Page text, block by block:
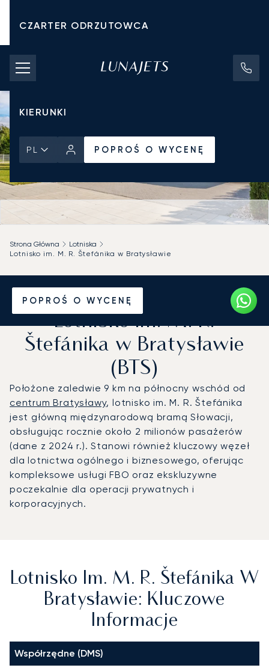
CZARTER ODRZUTOWCA
KOSZTY CZARTERU
PRYWATNE ODRZUTOWCE
KIERUNKI
PL POPROŚ O WYCENĘ
POPROŚ O WYCENĘ
Strona Główna
Lotniska
Lotnisko im. M. R. Štefánika w Bratysławie
Prywatny odrzutowiec na
Lotnisko im. M. R.
Štefánika w Bratysławie
(BTS)
Położone zaledwie 9 km na północny wschód od
centrum Bratysławy, lotnisko im. M. R. Štefánika
jest główną międzynarodową bramą Słowacji,
obsługując rocznie około 2 milionów pasażerów
(dane z 2024 r.). Stanowi również kluczowy węzeł
dla lotnictwa ogólnego i biznesowego, oferując
kompleksowe usługi FBO oraz ekskluzywne
poczekalnie dla operacji prywatnych i
korporacyjnych.
Lotnisko Im. M. R. Štefánika W
Bratysławie: Kluczowe
Informacje
Współrzędne (DMS)